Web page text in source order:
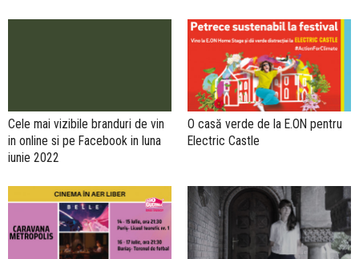
Cele mai vizibile branduri de vin
in online si pe Facebook in luna
iunie 2022
O casă verde de la E.ON pentru
Electric Castle